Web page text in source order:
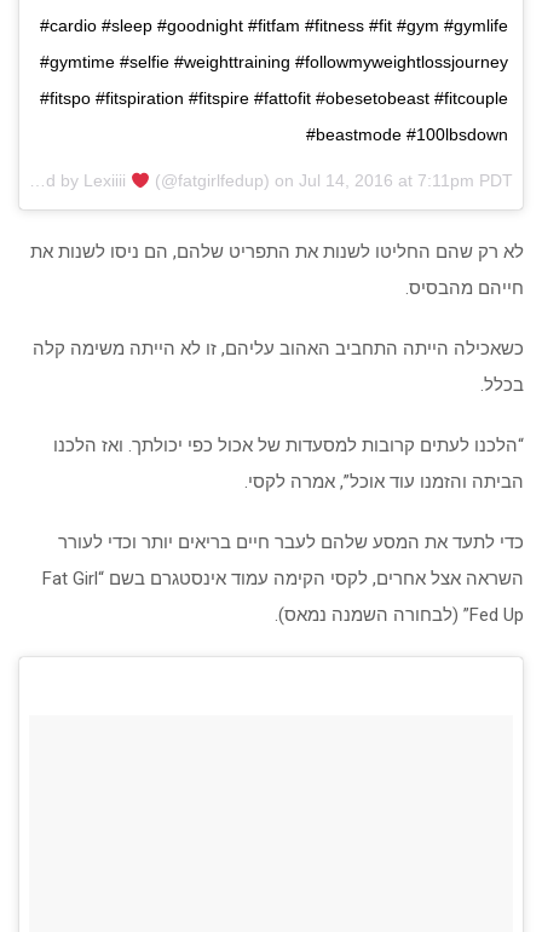
#cardio #sleep #goodnight #fitfam #fitness #fit #gym #gymlife
#gymtime #selfie #weighttraining #followmyweightlossjourney
#fitspo #fitspiration #fitspire #fattofit #obesetobeast #fitcouple
#beastmode #100lbsdown
(@fatgirlfedup) on Jul 14, 2016 at 7:11pm PDT
לא רק שהם החליטו לשנות את התפריט שלהם, הם ניסו לשנות את
חייהם מהבסיס.
כשאכילה הייתה התחביב האהוב עליהם, זו לא הייתה משימה קלה
בכלל.
“הלכנו לעתים קרובות למסעדות של אכול כפי יכולתך. ואז הלכנו
הביתה והזמנו עוד אוכל”, אמרה לקסי.
כדי לתעד את המסע שלהם לעבר חיים בריאים יותר וכדי לעורר
השראה אצל אחרים, לקסי הקימה עמוד אינסטגרם בשם “Fat Girl
Fed Up” (לבחורה השמנה נמאס).